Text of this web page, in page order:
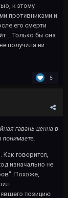
к этому
противниками и
его смерти
Только бы она
получила ни
5
гавань ценна в
говорится,
изначально не
Похоже,
позицию